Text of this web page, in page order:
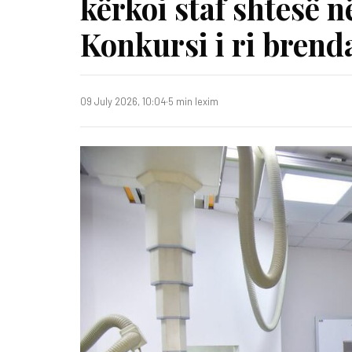
Konkursi i ri
09 July 2026, 10:04·5 min lexim